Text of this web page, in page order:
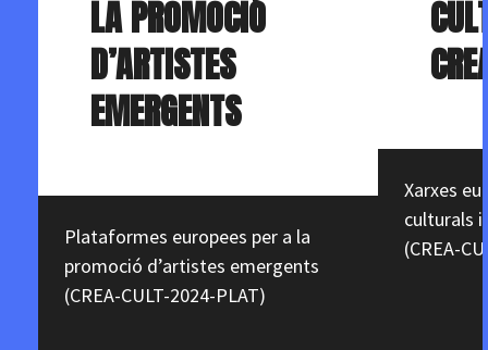
LA PROMOCIÓ
D’ARTISTES
EMERGENTS
Plataformes europees per a la
promoció d’artistes emergents
(CREA-CULT-2024-PLAT)
Xarxes
culturals
(CREA-